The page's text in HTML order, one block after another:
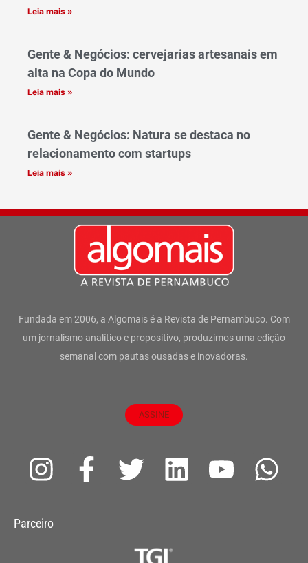
Leia mais »
Gente & Negócios: cervejarias artesanais em
alta na Copa do Mundo
Leia mais »
Gente & Negócios: Natura se destaca no
relacionamento com startups
Leia mais »
Fundada em 2006, a Algomais é a Revista de Pernambuco. Com
um jornalismo analítico e propositivo, produzimos uma edição
semanal com pautas ousadas e inovadoras.
ASSINE
I
s
F
a
T
t
L
Y
W
Parceiro